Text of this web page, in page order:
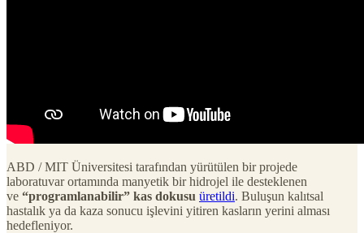
ABD / MIT Üniversitesi tarafından yürütülen bir projede
laboratuvar ortamında manyetik bir hidrojel ile desteklenen
ve “programlanabilir” kas dokusu üretildi. Buluşun kalıtsal
hastalık ya da kaza sonucu işlevini yitiren kasların yerini alması
hedefleniyor.